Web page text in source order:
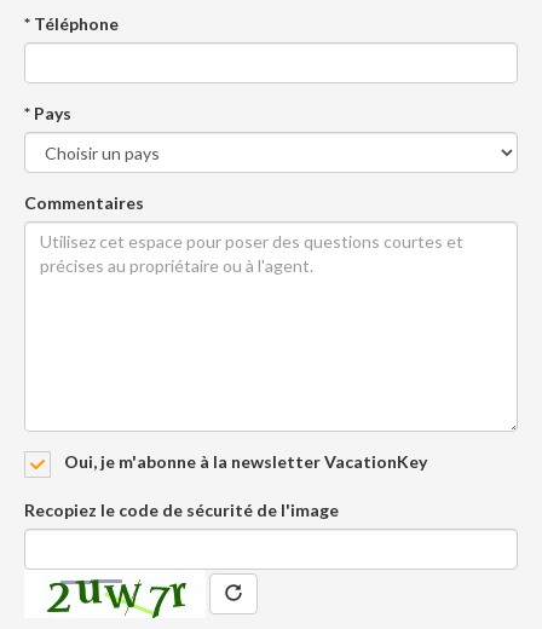
* Téléphone
* Pays
Commentaires
Oui, je m'abonne à la newsletter VacationKey
Recopiez le code de sécurité de l'image